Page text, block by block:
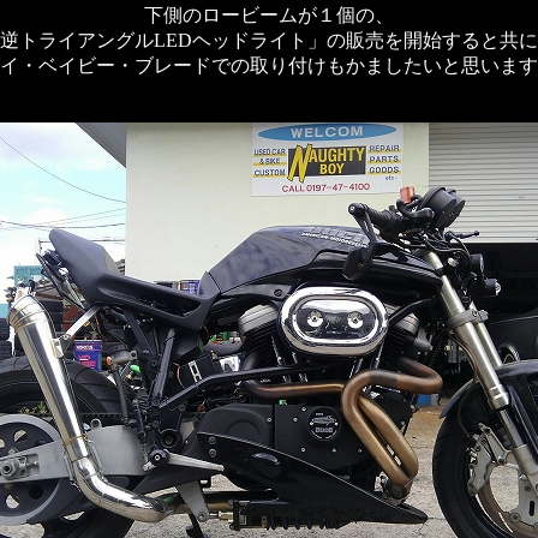
下側のロービームが１個の、
トライアングルLEDヘッドライト」の販売を開始すると共
・ベイビー・ブレードでの取り付けもかましたいと思いま